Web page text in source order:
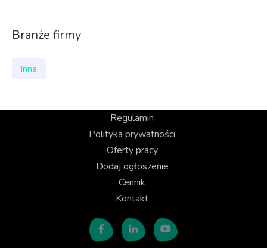
Branże firmy
Inna
Regulamin
Polityka prywatności
Oferty pracy
Dodaj ogłoszenie
Cennik
Kontakt